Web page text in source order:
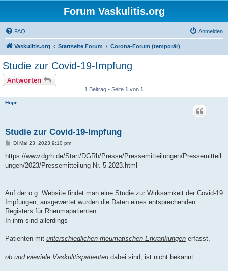
Forum Vaskulitis.org
FAQ Anmelden
Vaskulitis.org Startseite Forum Corona-Forum (temporär)
Studie zur Covid-19-Impfung
Antworten
1 Beitrag • Seite 1 von 1
Hope
Studie zur Covid-19-Impfung
B
i
r
Di Mai 23, 2023 9:10 pm
https://www.dgrh.de/Start/DGRh/Presse/Pressemitteilungen/Pressemitteil
ungen/2023/Pressemitteilung-Nr.-5-2023.html
Auf der o.g. Website findet man eine Studie zur Wirksamkeit der Covid-19
Impfungen, ausgewertet wurden die Daten eines entsprechenden
Registers für Rheumapatienten.
In ihm sind allerdings
Patienten mit unterschiedlichen rheumatischen Erkrankungen erfasst,
ob und wieviele Vaskulitispatienten dabei sind, ist nicht bekannt.